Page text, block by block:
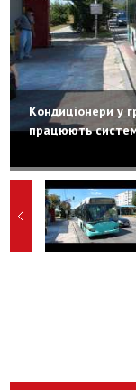
Кондиціонери у
працюють